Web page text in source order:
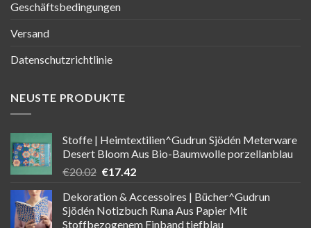
Geschäftsbedingungen
Versand
Datenschutzrichtlinie
NEUSTE PRODUKTE
Stoffe | Heimtextilien^Gudrun Sjödén Meterware
Desert Bloom Aus Bio-Baumwolle porzellanblau
€20.02 Ursprünglicher
war:
€20.02
€17.42Aktueller
ist:
€17.42.
Dekoration & Accessoires | Bücher^Gudrun
Sjödén Notizbuch Runa Aus Papier Mit
Stoffbezogenem Einband tiefblau